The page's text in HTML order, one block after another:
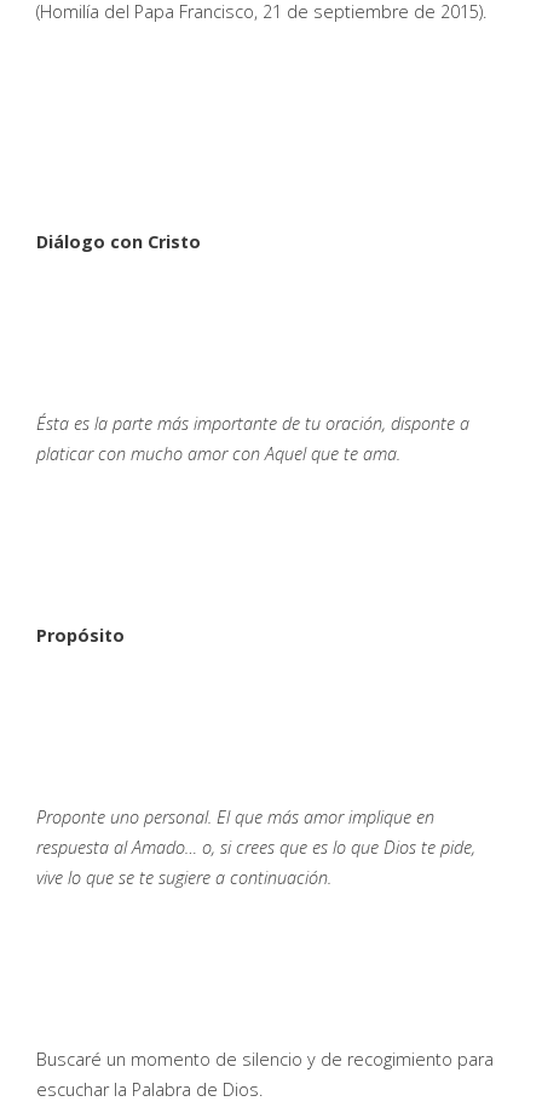
(Homilía del Papa Francisco, 21 de septiembre de 2015).
Diálogo con Cristo
Ésta es la parte más importante de tu oración, disponte a
platicar con mucho amor con Aquel que te ama.
Propósito
Proponte uno personal. El que más amor implique en
respuesta al Amado… o, si crees que es lo que Dios te pide,
vive lo que se te sugiere a continuación.
Buscaré un momento de silencio y de recogimiento para
escuchar la Palabra de Dios.